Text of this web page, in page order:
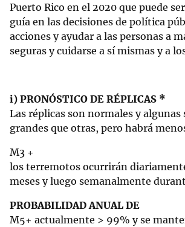
Puerto Rico en el 2020 que puede
guía en las decisiones de política
acciones y ayudar a las personas a
seguras y cuidarse a sí mismas y a
i) PRONÓSTICO DE RÉPLICAS *
Las réplicas son normales y algunas
grandes que otras, pero habrá
M3 +
los terremotos ocurrirán
meses y luego semanalmente
PROBABILIDAD ANUAL DE
M5+ actualmente > 99% y se